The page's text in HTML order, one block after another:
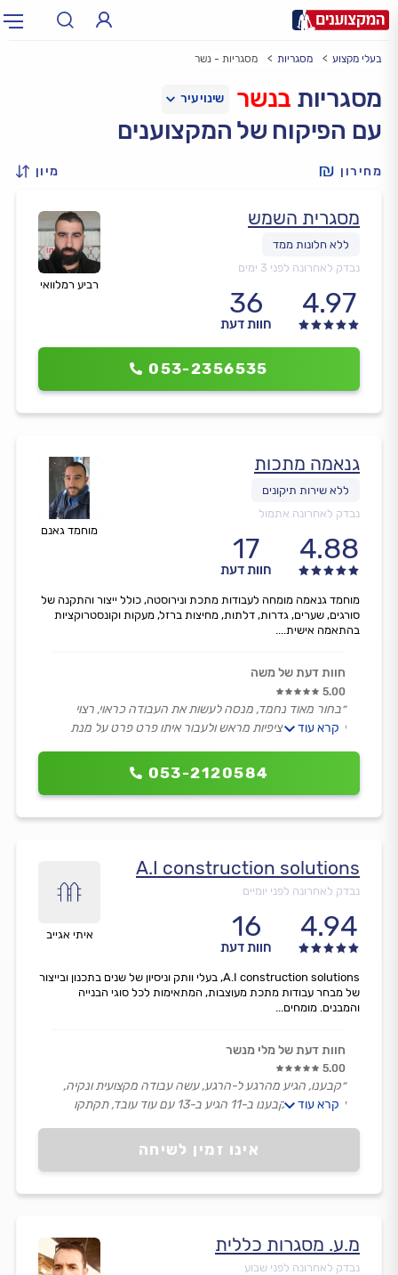
עירעיר: תל אביב, חיפה…
בעלי מקצוע מסגריות מסגריות - נשר
מסגריות בנשר
עם הפיקוח של המקצוענים
מחירון מיון
רביע רמלוואי
מסגרית השמש
נבדק לאחרונה לפני 3 ימים
4.97
36
חוות דעת
053-2356535
מוחמד גאנם
גנאמה מתכות
נבדק לאחרונה אתמול
4.88
17
חוות דעת
053-2120584
מוחמד גנאמה מומחה לעבודות מתכת ונירוסטה, כולל ייצור והתקנה של
סורגים, שערים, גדרות, דלתות, מחיצות ברזל, מעקות וקונסטרוקציות
בהתאמה אישית....
חוות דעת של משה
5.00
״בחור מאוד נחמד, מנסה לעשות את העבודה כראוי, רצוי
לעשות תאום ציפיות מראש ולעבור איתו פרט פרט על מנת
קרא עוד
איתי אגייב
A.I construction solutions
נבדק לאחרונה לפני יומיים
4.94
16
חוות דעת
אינו זמין לשיחה
A.I construction solutions, בעלי וותק וניסיון של שנים בתכנון ובייצור
של מבחר עבודות מתכת מעוצבות, המתאימות לכל סוגי הבנייה
והמבנים. מומחים...
חוות דעת של מלי מנשר
5.00
״קבענו, הגיע מהרגע ל-הרגע, עשה עבודה מקצועית ונקיה,
אין לי מילים, קבענו ב-11 הגיע ב-13 עם עוד עובד, תקתקו
קרא עוד
מ.ע. מסגרות כללית
נבדק לאחרונה לפני שבוע